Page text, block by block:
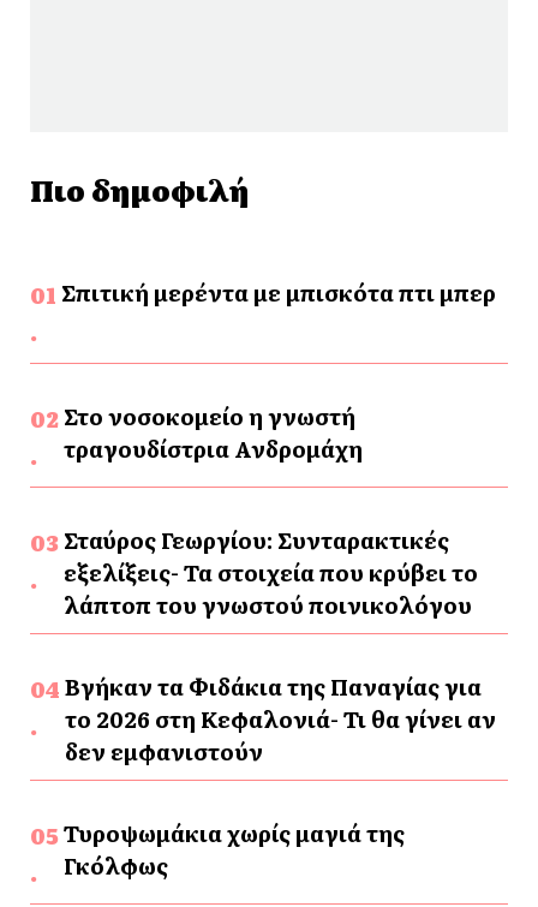
Πιο δημοφιλή
Σπιτική μερέντα με μπισκότα πτι μπερ
Στο νοσοκομείο η γνωστή
τραγουδίστρια Ανδρομάχη
Σταύρος Γεωργίου: Συνταρακτικές
εξελίξεις- Τα στοιχεία που κρύβει το
λάπτοπ του γνωστού ποινικολόγου
Βγήκαν τα Φιδάκια της Παναγίας για
το 2026 στη Κεφαλονιά- Τι θα γίνει αν
δεν εμφανιστούν
Τυροψωμάκια χωρίς μαγιά της
Γκόλφως